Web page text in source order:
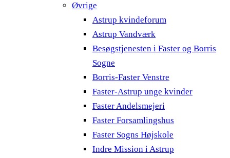
Øvrige
Astrup kvindeforum
Astrup Vandværk
Besøgstjenesten i Faster og Borris
Sogne
Borris-Faster Venstre
Faster-Astrup unge kvinder
Faster Andelsmejeri
Faster Forsamlingshus
Faster Sogns Højskole
Indre Mission i Astrup